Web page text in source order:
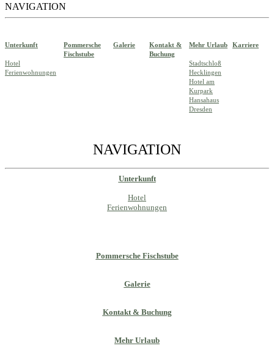
NAVIGATION
Unterkunft
Hotel
Ferienwohnungen
Pommersche
Fischstube
Galerie
Kontakt &
Buchung
Mehr Urlaub
Stadtschloß
Hecklingen
Hotel am
Kurpark
Hansahaus
Dresden
Karriere
NAVIGATION
Unterkunft
Hotel
Ferienwohnungen
Pommersche Fischstube
Galerie
Kontakt & Buchung
Mehr Urlaub